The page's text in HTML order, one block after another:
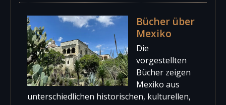
Bücher über
Mexiko
Die
vorgestellten
Bücher zeigen
Mexiko aus
unterschiedlichen historischen, kulturellen,